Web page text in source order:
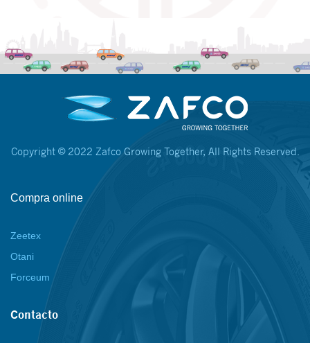
Copyright © 2022 Zafco Growing Together, All Rights Reserved.
Compra online
Zeetex
Otani
Forceum
Contacto